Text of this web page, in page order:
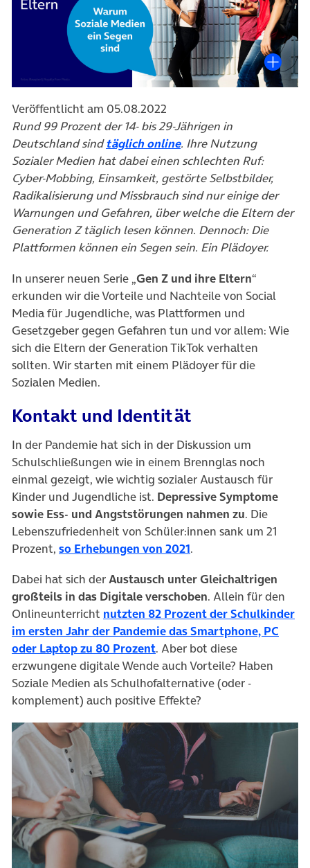
Veröffentlicht am 05.08.2022
Rund 99 Prozent der 14- bis 29-Jährigen in
Deutschland sindtäglich online(öffnet in neuem Tab)
. Ihre Nutzung
Sozialer Medien hat dabei einen schlechten Ruf:
Cyber-Mobbing, Einsamkeit, gestörte Selbstbilder,
Radikalisierung und Missbrauch sind nur einige der
Warnungen und Gefahren, über welche die Eltern der
Generation Z täglich lesen können. Dennoch: Die
Plattformen können ein Segen sein. Ein Plädoyer.
In unserer neuen Serie „Gen Z und ihre Eltern“
erkunden wir die Vorteile und Nachteile von Social
Media für Jugendliche, was Plattformen und
Gesetzgeber gegen Gefahren tun und vor allem: Wie
sich die Eltern der Generation TikTok verhalten
sollten. Wir starten mit einem Plädoyer für die
Sozialen Medien.
Kontakt und Identität
In der Pandemie hat sich in der Diskussion um
Schulschließungen wie in einem Brennglas noch
einmal gezeigt, wie wichtig sozialer Austausch für
Kinder und Jugendliche ist. Depressive Symptome
sowie Ess- und Angststörungen nahmen zu. Die
Lebenszufriedenheit von Schüler:innen sank um 21
Prozent, so Erhebungen von 2021(öffnet in neuem Tab)
.
Dabei hat sich derAustausch unter Gleichaltrigen
großteils in das Digitale verschoben. Allein für den
Onlineunterricht nutzten 82 Prozent der Schulkinder
im ersten Jahr der Pandemie das Smartphone, PC
oder Laptop zu 80 Prozent(öffnet in neuem Tab)
. Aber bot diese
erzwungene digitale Wende auch Vorteile? Haben
Soziale Medien als Schulhofalternative (oder -
komplement) auch positive Effekte?